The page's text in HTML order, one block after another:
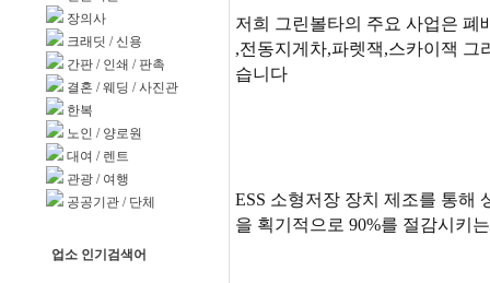
장의사
크래딧 / 신용
간판 / 인쇄 / 판촉
결혼 /웨딩 /사진관
한복
노인 / 양로원
대여 / 렌트
관광 / 여행
공공기관 / 단체
업소 인기검색어
저희 그린볼타의 주요 사업은 폐
,전동지게차,파렛잭,스카이잭
습니다
ESS 소형저장 장치 제조를 통해
을 획기적으로 90%를 절감시키